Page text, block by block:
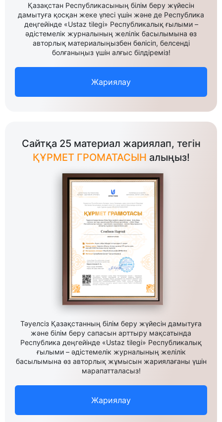
Қазақстан Республикасының білім беру жүйесін
дамытуға қосқан жеке үлесі үшін және де Республика
деңгейінде «Ustaz tilegi» Республикалық ғылыми –
әдістемелік журналының желілік басылымына өз
авторлық материалыңызбен бөлісіп, белсенді
болғаныңыз үшін алғыс білдіреміз!
Жариялау
Сайтқа 25 материал жариялап, тегін
ҚҰРМЕТ ГРОМАТАСЫН алыңыз!
Тәуелсіз Қазақстанның білім беру жүйесін дамытуға
және білім беру сапасын арттыру мақсатында
Республика деңгейінде «Ustaz tilegi» Республикалық
ғылыми – әдістемелік журналының желілік
басылымына өз авторлық жұмысын жариялағаны үшін
марапатталасыз!
Жариялау